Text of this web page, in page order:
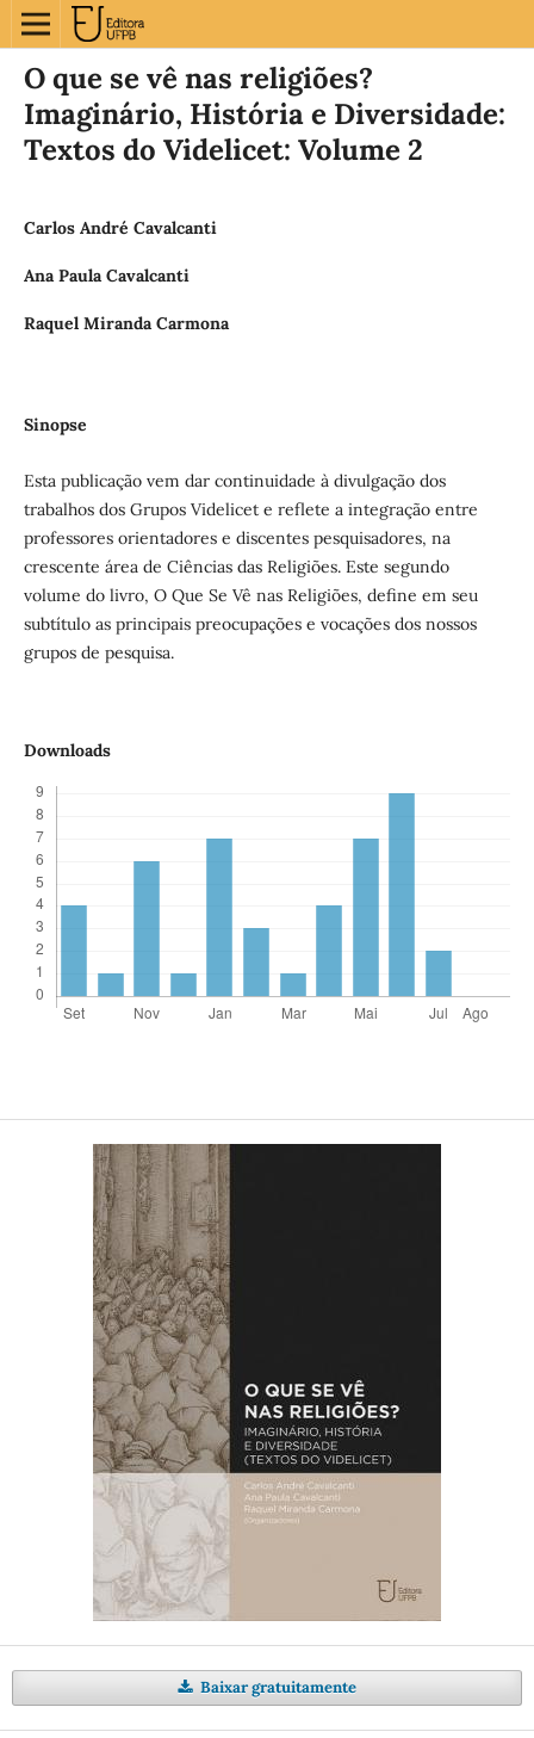
O que se vê nas religiões?
Imaginário, História e Diversidade:
Textos do Videlicet: Volume 2
Carlos André Cavalcanti
Ana Paula Cavalcanti
Raquel Miranda Carmona
Sinopse
Esta publicação vem dar continuidade à divulgação dos
trabalhos dos Grupos Videlicet e reflete a integração entre
professores orientadores e discentes pesquisadores, na
crescente área de Ciências das Religiões. Este segundo
volume do livro, O Que Se Vê nas Religiões, define em seu
subtítulo as principais preocupações e vocações dos nossos
grupos de pesquisa.
Downloads
Baixar gratuitamente